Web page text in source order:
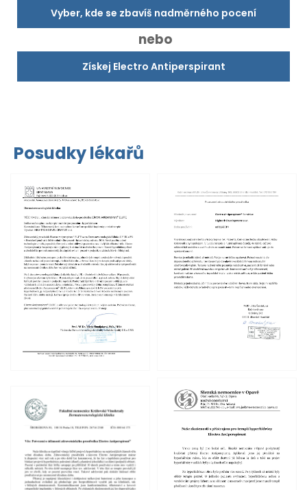
Vyber, kde se zbavíš nadměrného pocení
nebo
Získej Electro Antiperspirant
Posudky lékařů